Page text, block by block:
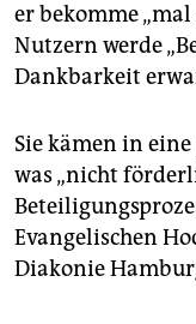
er bekomme
Nutzern werde
Dankbarkeit
Sie kämen in
was „nicht
Evangelischen
Diakonie